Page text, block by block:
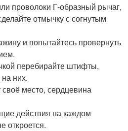
проволоки Г-образный рычаг,
отмычку с согнутым
и попытайтесь провернуть
перебирайте штифты,
них.
место, сердцевина
действия на каждом
откроется.